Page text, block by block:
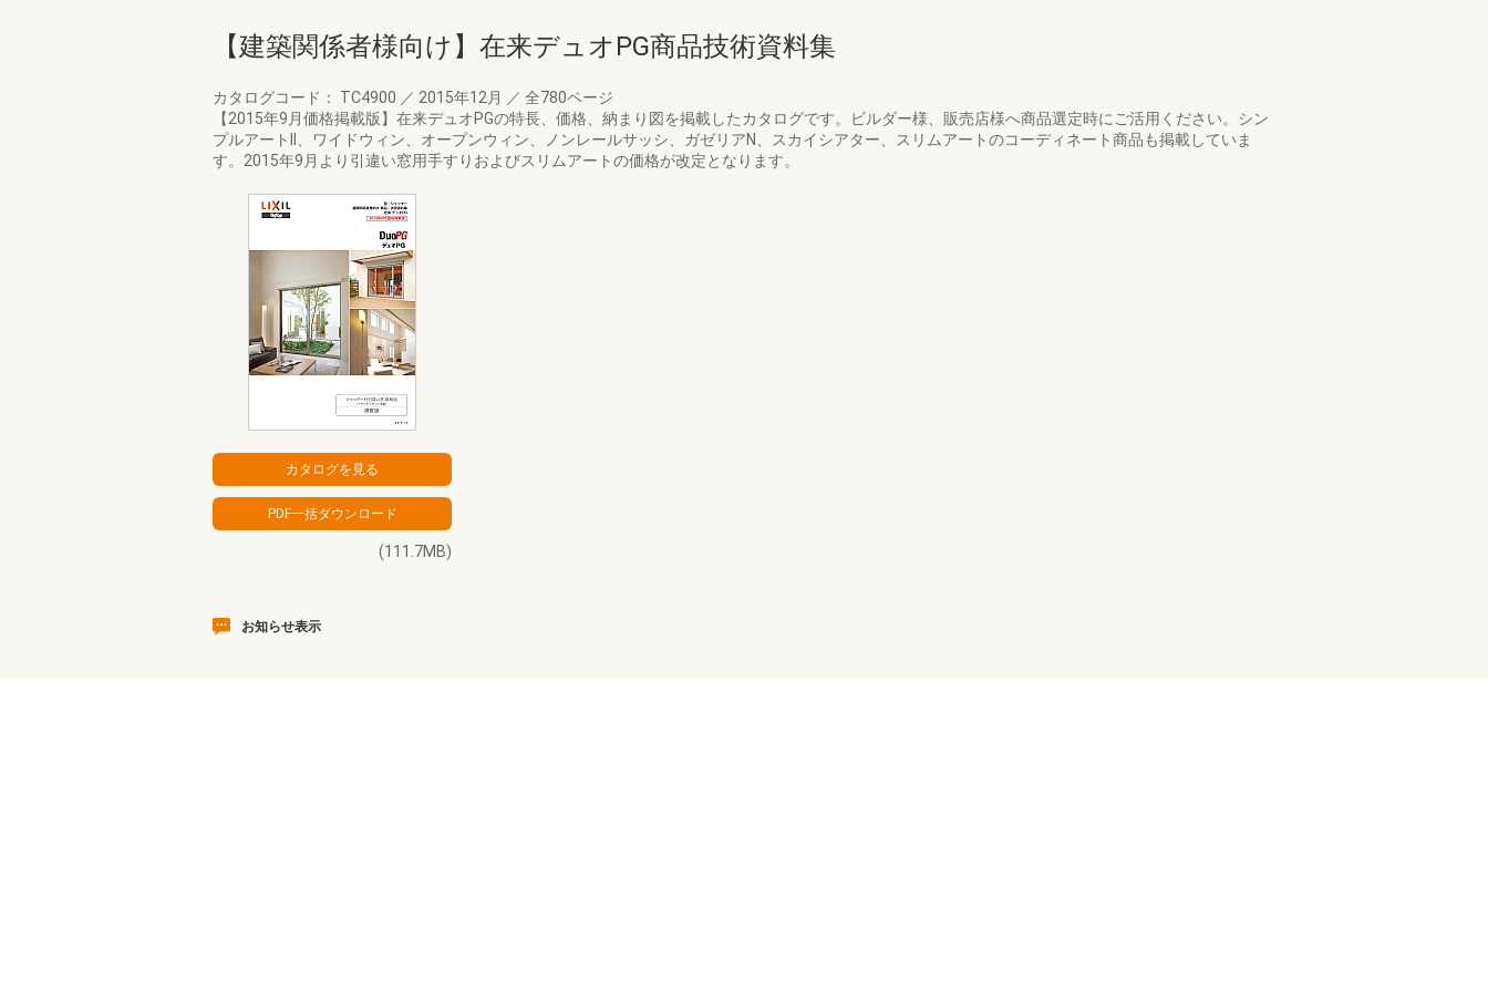
【建築関係者様向け】在来デュオPG商品技術資料集
カタログコード： TC4900 ／ 2015年12月 ／ 全780ページ
【2015年9月価格掲載版】在来デュオPGの特長、価格、納まり図を掲載したカタログです。ビルダー様、販売店様へ商品選定時にご活用ください。シン
プルアートII、ワイドウィン、オープンウィン、ノンレールサッシ、ガゼリアN、スカイシアター、スリムアートのコーディネート商品も掲載していま
す。2015年9月より引違い窓用手すりおよびスリムアートの価格が改定となります。
(111.7MB)
お知らせ表示